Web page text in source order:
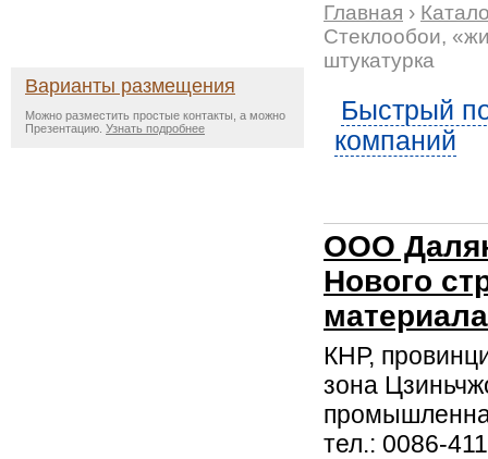
Варианты размещения
Можно разместить простые контакты, а можно
Презентацию. Узнать подробнее
Главная ›
Стеклообои,
штукатурка
Быстрый
компаний
ООО
Нового
материала
КНР,
зона
тел.: 0086-